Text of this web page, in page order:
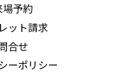
場予約
ット請求
合せ
ーポリシー